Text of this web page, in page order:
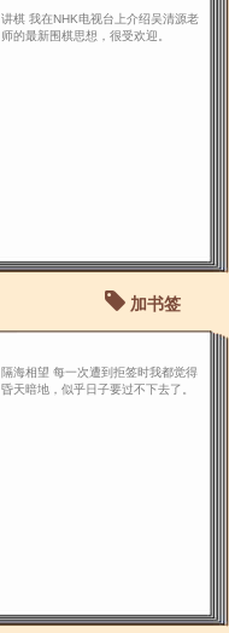
讲棋 我在NHK电视台上介绍吴清源老
师的最新围棋思想，很受欢迎。
加书签
隔海相望 每一次遭到拒签时我都觉得
昏天暗地，似乎日子要过不下去了。